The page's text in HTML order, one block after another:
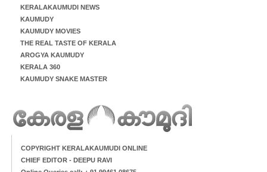
KERALAKAUMUDI NEWS
KAUMUDY
KAUMUDY MOVIES
THE REAL TASTE OF KERALA
AROGYA KAUMUDY
KERALA 360
KAUMUDY SNAKE MASTER
COPYRIGHT KERALAKAUMUDI ONLINE
CHIEF EDITOR - DEEPU RAVI